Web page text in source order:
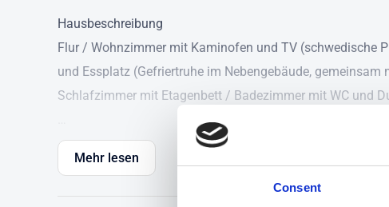
Consent
Hausbeschreibung
Flur / Wohnzimmer mit Kaminofen und TV (schwedische
und Essplatz (Gefriertruhe im Nebengebäude,
Schlafzimmer mit Etagenbett / Badezimmer mit WC und
Detailbeschreibung
In herrlicher Natur, etwas außerhalb des Städtchens
Schwedenhäuser auf einem tollen Naturgrundstück, nur
Mehr lesen